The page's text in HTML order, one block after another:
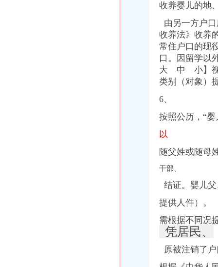
收养婴儿的地
由另一方户
收养法》收养
常住户口的现
口。因留学以
大 中 小】
类别（对象）
6、
按照公历，“婴
以
随父姓或随母
干部、
结证。 婴儿
提供人件）。
需根据不同况
凭居民、
原被注销了